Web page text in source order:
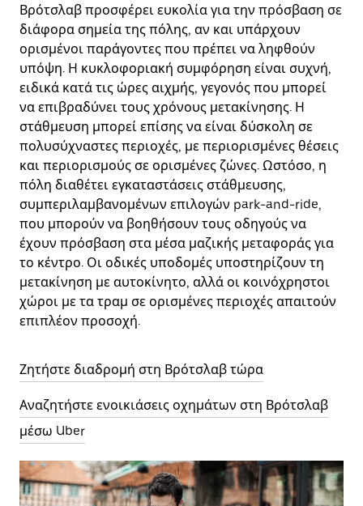
Βρότσλαβ προσφέρει ευκολία για την πρόσβαση σε
διάφορα σημεία της πόλης, αν και υπάρχουν
ορισμένοι παράγοντες που πρέπει να ληφθούν
υπόψη. Η κυκλοφοριακή συμφόρηση είναι συχνή,
ειδικά κατά τις ώρες αιχμής, γεγονός που μπορεί
να επιβραδύνει τους χρόνους μετακίνησης. Η
στάθμευση μπορεί επίσης να είναι δύσκολη σε
πολυσύχναστες περιοχές, με περιορισμένες θέσεις
και περιορισμούς σε ορισμένες ζώνες. Ωστόσο, η
πόλη διαθέτει εγκαταστάσεις στάθμευσης,
συμπεριλαμβανομένων επιλογών park-and-ride,
που μπορούν να βοηθήσουν τους οδηγούς να
έχουν πρόσβαση στα μέσα μαζικής μεταφοράς για
το κέντρο. Οι οδικές υποδομές υποστηρίζουν τη
μετακίνηση με αυτοκίνητο, αλλά οι κοινόχρηστοι
χώροι με τα τραμ σε ορισμένες περιοχές απαιτούν
επιπλέον προσοχή.
Ζητήστε διαδρομή στη Βρότσλαβ τώρα
Αναζητήστε ενοικιάσεις οχημάτων στη Βρότσλαβ
μέσω Uber